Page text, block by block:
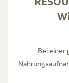
Bei einer